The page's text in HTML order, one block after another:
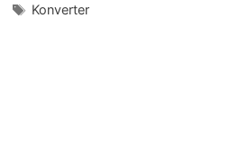
Schlagwörter
Konverter